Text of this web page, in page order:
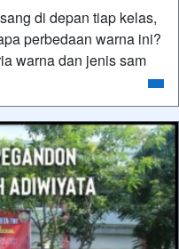
di depan tiap kelas,
perbedaan warna ini?
warna dan jenis sam